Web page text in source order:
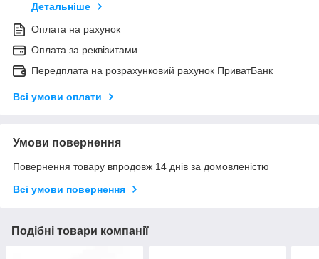
Детальніше
Оплата на рахунок
Оплата за реквізитами
Передплата на розрахунковий рахунок ПриватБанк
Всі умови оплати
Умови повернення
Повернення товару впродовж 14 днів за домовленістю
Всі умови повернення
Подібні товари компанії